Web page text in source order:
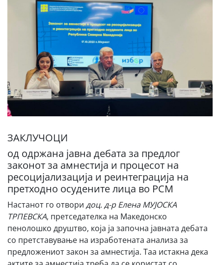
ЗАКЛУЧОЦИ
од одржана јавна дебата за предлог
законот за амнестија и процесот на
ресоцијализација и реинтеграција на
претходно осудените лица во РСМ
Настанот го отвори доц. д-р Елена МУЈОСКА
ТРПЕВСКА, претседателка на Македонско
пенолошко друштво, која ја започна јавната дебата
со претставување на изработената анализа за
предложениот закон за амнестија. Таа истакна дека